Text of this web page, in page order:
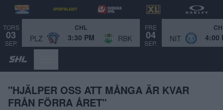
TORS
03
SEP.
CHL
PLZ 3:30 PM RBK
FRE
04
SEP. NIT 4:00
"HJÄLPER OSS ATT MÅNGA ÄR KVAR
FRÅN FÖRRA ÅRET"